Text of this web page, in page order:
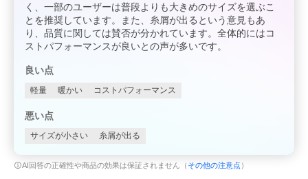
く、一部のユーザーは普段よりも大きめのサイズを選ぶこ
とを推奨しています。また、糸屑が出るという意見もあ
り、品質に関しては賛否が分かれています。全体的にはコ
ストパフォーマンスが良いとの声が多いです。
良い点
軽量 暖かい コストパフォーマンス
悪い点
サイズが小さい 糸屑が出る
AI回答の正確性や商品の効果は保証されません（ その他の注意点 ）